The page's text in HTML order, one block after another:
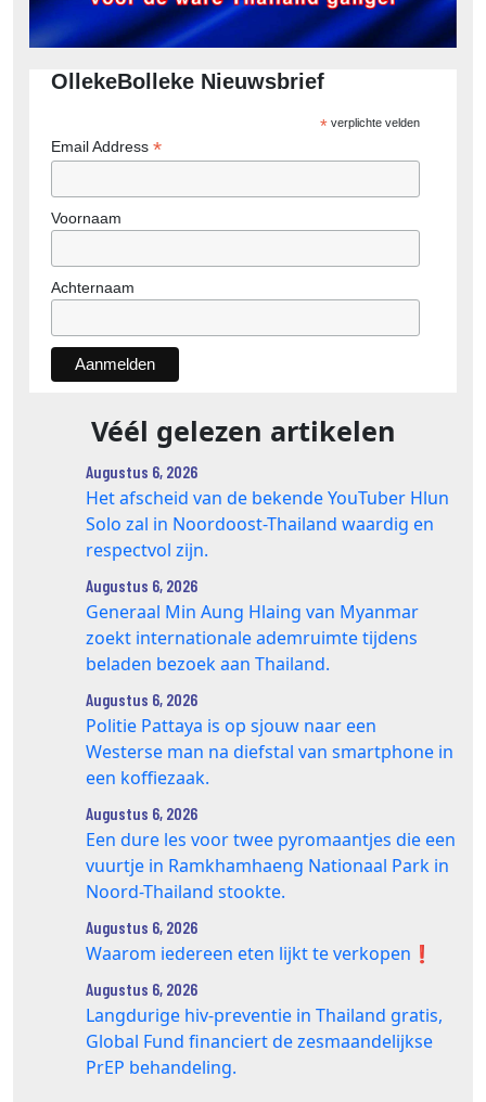
OllekeBolleke Nieuwsbrief
*verplichte velden
Email Address *
Voornaam
Achternaam
Véél gelezen artikelen
Augustus 6, 2026
Het afscheid van de bekende YouTuber Hlun
Solo zal in Noordoost-Thailand waardig en
respectvol zijn.
Augustus 6, 2026
Generaal Min Aung Hlaing van Myanmar
zoekt internationale ademruimte tijdens
beladen bezoek aan Thailand.
Augustus 6, 2026
Politie Pattaya is op sjouw naar een
Westerse man na diefstal van smartphone in
een koffiezaak.
Augustus 6, 2026
Een dure les voor twee pyromaantjes die een
vuurtje in Ramkhamhaeng Nationaal Park in
Noord-Thailand stookte.
Augustus 6, 2026
Waarom iedereen eten lijkt te verkopen❗️
Augustus 6, 2026
Langdurige hiv-preventie in Thailand gratis,
Global Fund financiert de zesmaandelijkse
PrEP behandeling.